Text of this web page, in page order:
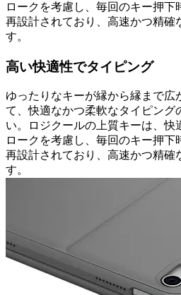
ロークを考慮し、毎回のキー押下
再設計されており、高速かつ精確
す。
高い快適性でタイピング
ゆったりなキーが縁から縁まで広
て、快適なかつ柔軟なタイピング
い。ロジクールの上質キーは、快
ロークを考慮し、毎回のキー押下
再設計されており、高速かつ精確
す。